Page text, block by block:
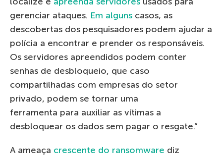
gerenciar ataques. Em alguns casos, as
descobertas dos pesquisadores podem ajudar a
polícia a encontrar e prender os responsáveis.
Os servidores apreendidos podem conter
senhas de desbloqueio, que caso
compartilhadas com empresas do setor
privado, podem se tornar uma
ferramenta para auxiliar as vítimas a
desbloquear os dados sem pagar o resgate.”
A ameaça crescente do ransomware diz